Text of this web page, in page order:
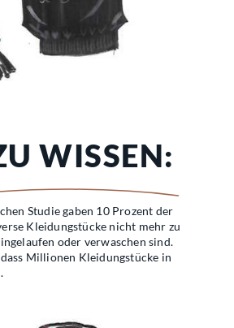
WISSEN:
Studie gaben 10 Prozent der
Kleidungstücke nicht mehr zu
oder verwaschen sind.
Millionen Kleidungstücke in